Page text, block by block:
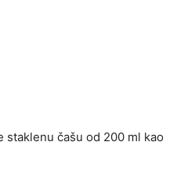
staklenu čašu od 200 ml kao